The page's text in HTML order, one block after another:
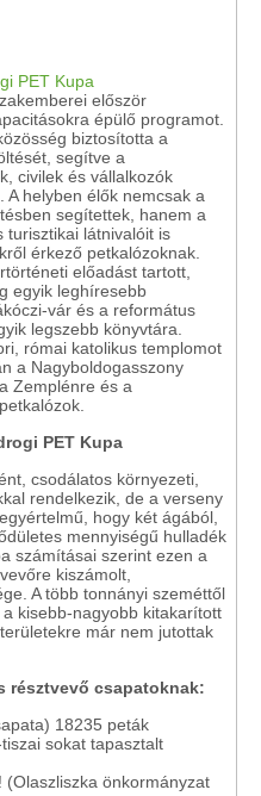
PET Kupa
először
épülő programot.
biztosította a
segítve a
civilek és vállalkozók
helyben élők nemcsak a
segítettek, hanem a
turisztikai látnivalóit is
érkező petkalózoknak.
előadást tartott,
egyik leghíresebb
vár és a református
legszebb könyvtára.
római katolikus templomot
a Nagyboldogasszony
Zemplénre és a
PET Kupa
csodálatos környezeti,
rendelkezik, de a verseny
hogy két ágából,
mennyiségű hulladék
számításai szerint ezen a
kiszámolt,
A több tonnányi szeméttől
kisebb-nagyobb kitakarított
már nem jutottak
résztvevő csapatoknak:
18235 peták
sokat tapasztalt
önkormányzat